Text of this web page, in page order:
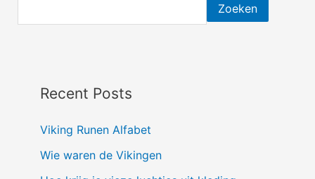
Zoeken
Recent Posts
Viking Runen Alfabet
Wie waren de Vikingen